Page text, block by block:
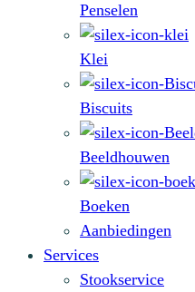
Penselen
Klei
Biscuits
Beeldhouwen
Boeken
Aanbiedingen
Services
Stookservice